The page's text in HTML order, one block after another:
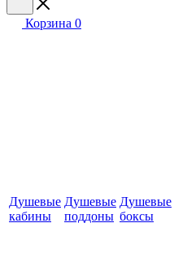
Корзина 0
Душевые
кабины
Душевые
поддоны
Душевые
боксы